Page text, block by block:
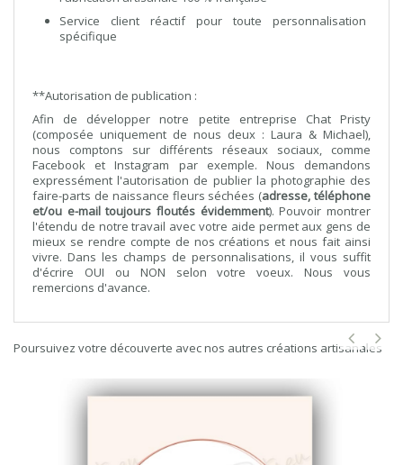
Service client réactif pour toute personnalisation
spécifique
**Autorisation de publication :
Afin de développer notre petite entreprise Chat Pristy
(composée uniquement de nous deux : Laura & Michael),
nous comptons sur différents réseaux sociaux, comme
Facebook et Instagram par exemple. Nous demandons
expressément l'autorisation de publier la photographie des
faire-parts de naissance fleurs séchées (adresse, téléphone
et/ou e-mail toujours floutés évidemment). Pouvoir montrer
l'étendu de notre travail avec votre aide permet aux gens de
mieux se rendre compte de nos créations et nous fait ainsi
vivre. Dans les champs de personnalisations, il vous suffit
d'écrire OUI ou NON selon votre voeux. Nous vous
remercions d'avance.
Poursuivez votre découverte avec nos autres créations artisanales